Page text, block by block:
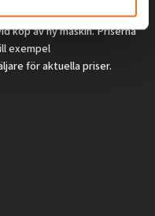
köp av ny maskin. Priserna
exempel
för aktuella priser.